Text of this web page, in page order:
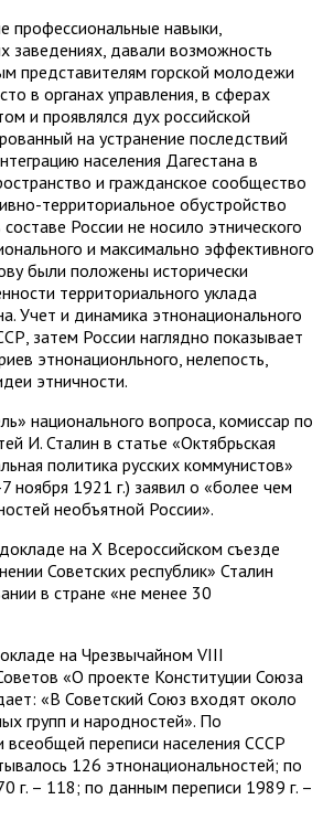
профессиональные навыки,
заведениях, давали возможность
представителям горской молодежи
в органах управления, в сферах
и проявлялся дух российской
на устранение последствий
населения Дагестана в
и гражданское сообщество
территориальное обустройство
России не носило этнического
и максимально эффективного
были положены исторически
территориального уклада
Учет и динамика этнонационального
затем России наглядно показывает
этнонационльного, нелепость,
этничности.
национального вопроса, комиссар по
И. Сталин в статье «Октябрьская
политика русских коммунистов»
1921 г.) заявил о «более чем
необъятной России».
на Х Всероссийском съезде
Советских республик» Сталин
в стране «не менее 30
на Чрезвычайном VIII
«О проекте Конституции Союза
«В Советский Союз входят около
групп и народностей». По
всеобщей переписи населения СССР
126 этнонациональностей; по
г. – 118; по данным переписи 1989 г. –